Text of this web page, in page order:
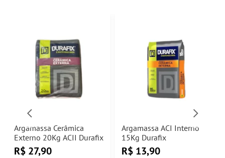
Argamassa Cerâmica
Externo 20Kg ACII Durafix
R$ 27,90
Argamassa ACI Interno
15Kg Durafix
R$ 13,90